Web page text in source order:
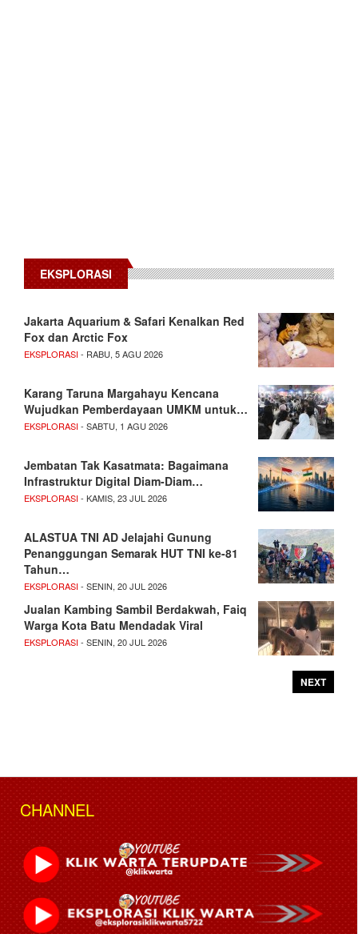
EKSPLORASI
Jakarta Aquarium & Safari Kenalkan Red
Fox dan Arctic Fox
EKSPLORASI- RABU, 5 AGU 2026
Karang Taruna Margahayu Kencana
Wujudkan Pemberdayaan UMKM untuk…
EKSPLORASI- SABTU, 1 AGU 2026
Jembatan Tak Kasatmata: Bagaimana
Infrastruktur Digital Diam-Diam…
EKSPLORASI- KAMIS, 23 JUL 2026
ALASTUA TNI AD Jelajahi Gunung
Penanggungan Semarak HUT TNI ke-81
Tahun…
EKSPLORASI- SENIN, 20 JUL 2026
Jualan Kambing Sambil Berdakwah, Faiq
Warga Kota Batu Mendadak Viral
EKSPLORASI- SENIN, 20 JUL 2026
NEXT
CHANNEL